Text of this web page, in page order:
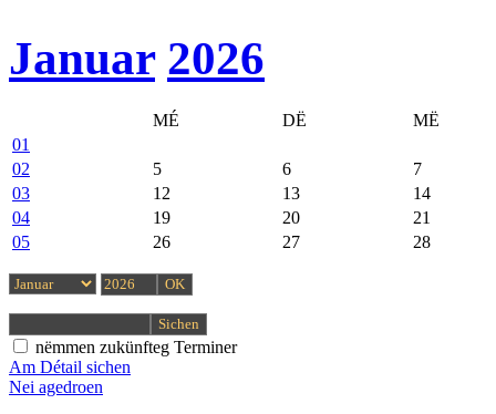
Januar 2026
MÉ DË
MË
01
02
5 6
7
03
12 13
14
04
19 20
21
05
26 27 28
nëmmen zukünfteg Terminer
Am Détail sichen
Nei agedroen